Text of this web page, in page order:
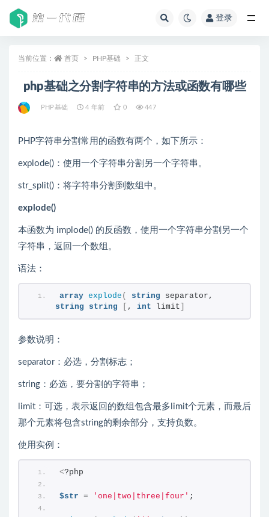
登录
当前位置： 首页 PHP基础 正文
php基础之分割字符串的方法或函数有哪些
PHP基础 4 年前 0 447
PHP字符串分割常用的函数有两个，如下所示：
explode()：使用一个字符串分割另一个字符串。
str_split()：将字符串分割到数组中。
explode()
本函数为 implode() 的反函数，使用一个字符串分割另一个
字符串，返回一个数组。
语法：
array explode ( string
string
string , int limit
参数说明：
separator：必选，分割标志；
string：必选，要分割的字符串；
limit：可选，表示返回的数组包含最多limit个元素，而最后
那个元素将包含string的剩余部分，支持负数。
使用实例：
<?php
$str = 'one|two|three|four' ;